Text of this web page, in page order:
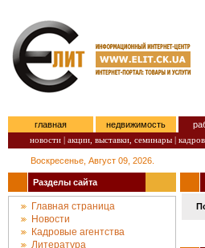
главная недвижимость
новости | акции, выставки, семинары |
Воскресенье, Август 09, 2026.
Разделы сайта
Главная страница
Новости
Кадровые агентства
Литература